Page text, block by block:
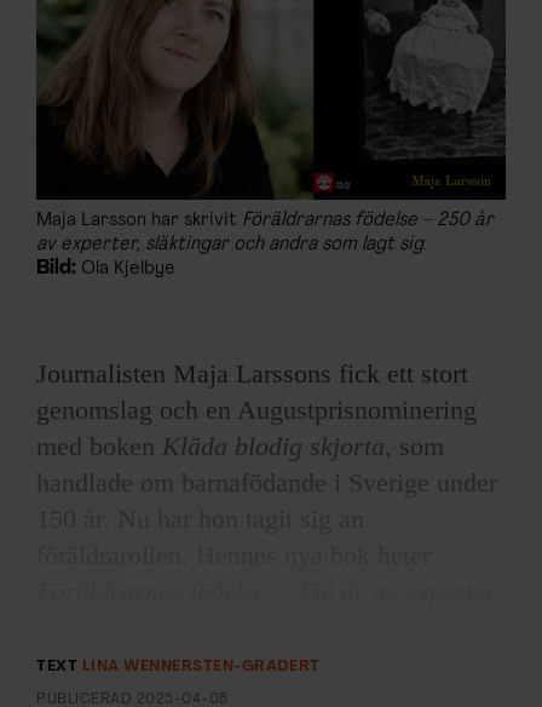
PRENUMERERA PÅ F&F
ANNONSERA I F&F
OM F&F
Maja Larsson har skrivit Föräldrarnas födelse ­– 250 år
av experter, släktingar och andra som lagt sig.
Bild: Ola Kjelbye
Journalisten Maja Larssons fick ett stort
genomslag och en Augustprisnominering
med boken Kläda blodig skjorta, som
handlade om barnafödande i Sverige under
– Jag tyckte verkligen det kändes som en
TEXT LINA WENNERSTEN-GRADERT
PUBLICERAD 2025-04-08